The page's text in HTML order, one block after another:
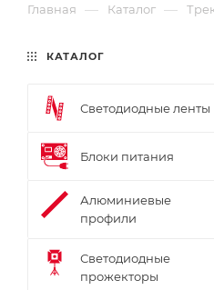
Главная — Каталог —
КАТАЛОГ
Светодиодные ленты
Блоки питания
Алюминиевые
профили
Светодиодные
прожекторы